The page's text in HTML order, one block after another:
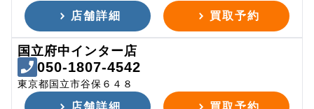
店舗詳細 買取予約
国立府中インター店
050-1807-4542
東京都国立市谷保６４８
店舗詳細 買取予約